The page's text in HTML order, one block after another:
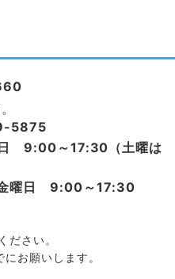
5875
日 9:00～17:30（土曜は
金曜日 9:00～17:30
ださい。
お願いします。